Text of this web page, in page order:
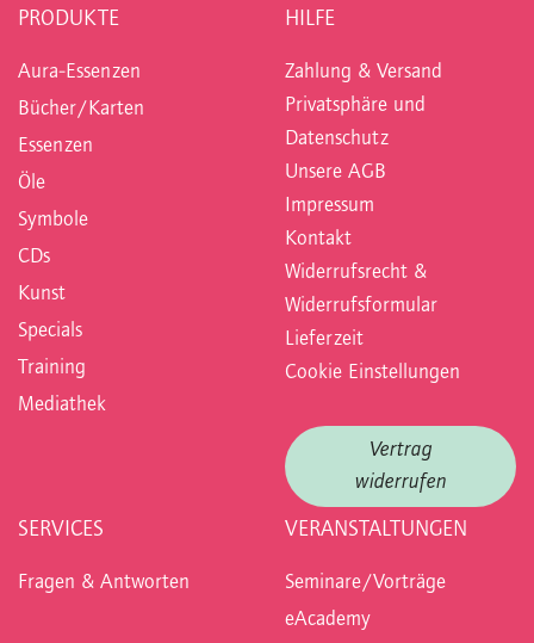
PRODUKTE
Aura-Essenzen
Bücher/Karten
Essenzen
Öle
Symbole
CDs
Kunst
Specials
Training
Mediathek
HILFE
Zahlung & Versand
Privatsphäre und
Datenschutz
Unsere AGB
Impressum
Kontakt
Widerrufsrecht &
Widerrufsformular
Lieferzeit
Cookie Einstellungen
Vertrag
widerrufen
SERVICES
Fragen & Antworten
VERANSTALTUNGEN
Seminare/Vorträge
eAcademy